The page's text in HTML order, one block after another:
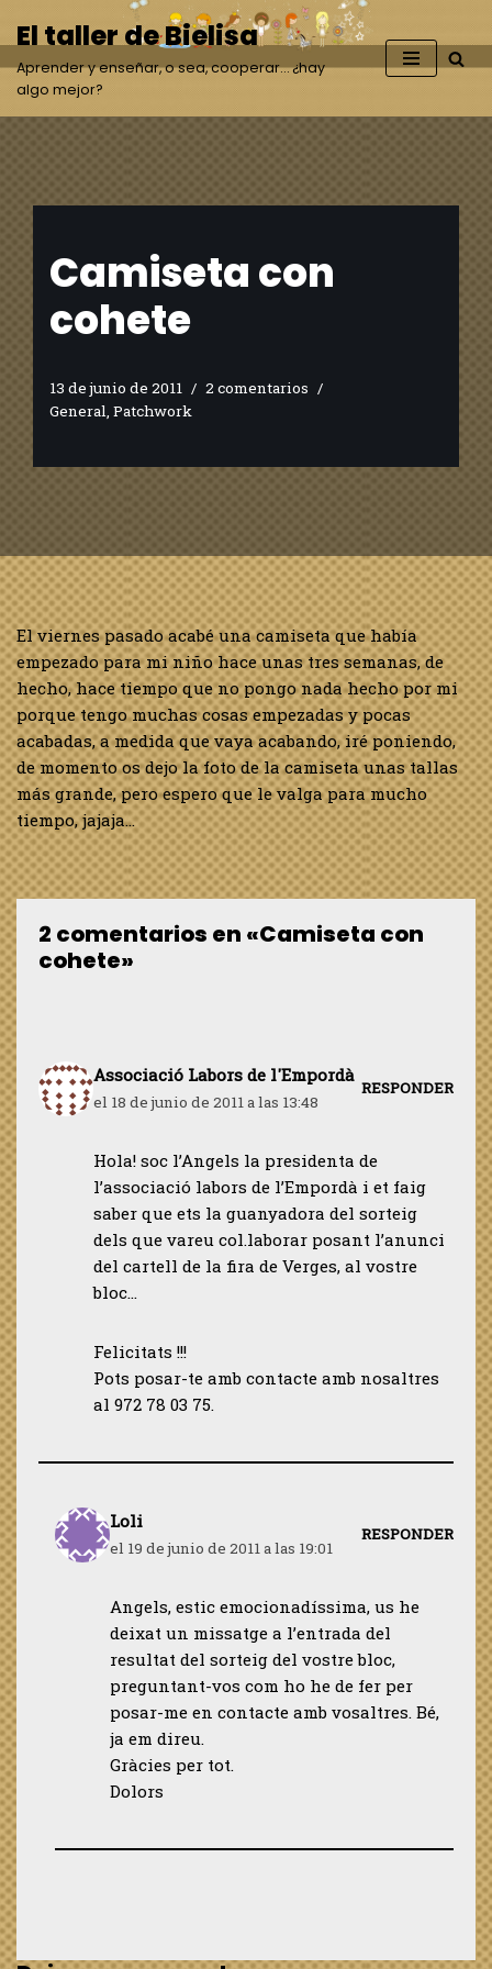
Saltar
al
contenido
El taller de Bielisa
Aprender y enseñar, o sea, cooperar… ¿hay
algo mejor?
Camiseta con
cohete
13 de junio de 2011
2 comentarios
General, Patchwork
El viernes pasado acabé una camiseta que había
empezado para mi niño hace unas tres semanas, de
hecho, hace tiempo que no pongo nada hecho por mi
porque tengo muchas cosas empezadas y pocas
acabadas, a medida que vaya acabando, iré poniendo,
de momento os dejo la foto de la camiseta unas tallas
más grande, pero espero que le valga para mucho
tiempo, jajaja…
2 comentarios en «Camiseta con
cohete»
Associació Labors de l'Empordà
el 18 de junio de 2011 a las 13:48
RESPONDER
Hola! soc l’Angels la presidenta de
l’associació labors de l’Empordà i et faig
saber que ets la guanyadora del sorteig
dels que vareu col.laborar posant l’anunci
del cartell de la fira de Verges, al vostre
bloc…
Felicitats !!!
Pots posar-te amb contacte amb nosaltres
al 972 78 03 75.
Loli
el 19 de junio de 2011 a las 19:01
RESPONDER
Angels, estic emocionadíssima, us he
deixat un missatge a l’entrada del
resultat del sorteig del vostre bloc,
preguntant-vos com ho he de fer per
posar-me en contacte amb vosaltres. Bé,
ja em direu.
Gràcies per tot.
Dolors